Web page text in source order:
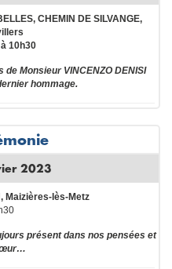
CHEMIN DE SILVANGE,
10h30
Monsieur VINCENZO DENISI
hommage.
2023
Maizières-lès-Metz
présent dans nos pensées et